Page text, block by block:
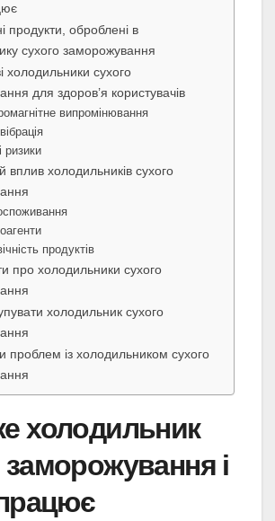
продукти, оброблені в
сухого заморожування
холодильники сухого
для здоров’я користувачів
випромінювання
ризики
вплив холодильників сухого
продуктів
про холодильники сухого
холодильник сухого
проблем із холодильником сухого
холодильник
заморожування і